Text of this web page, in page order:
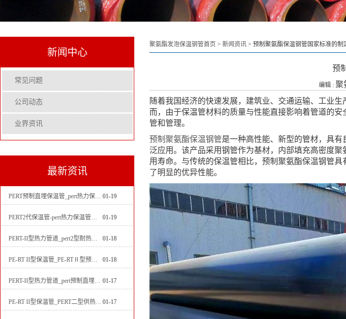
新闻中心
常见问题
公司动态
业界资讯
最新资讯
PERT预制直埋保温管_pert热力保温管生产厂家 01-19
PERT2代保温管-pert热力保温管生产厂家 01-19
PERT-II型热力管道_pert2型耐热聚乙烯管_埋地pert二代保温管生产厂家 01-18
PE-RT II型保温管_PE-RTⅡ型预制直埋保温管_pert聚氨酯硬质保温管厂家 01-18
PERT-II型热力管道_pert预制直埋保温管生产厂家 01-17
PE-RT II型保温管_PERT二型供热管道_pert直埋保温管价格 01-17
聚氨酯发泡保温钢管首页 > 新闻资讯 > 预制聚氨酯保温钢管国家标准的制
预
编辑 : 聚
随着我国经济的快速发展，建筑业、交通运输、工业
而，由于保温管材料的质量与性能直接影响着管道的
管和管理。
预制聚氨酯保温钢管是一种高性能、新型的管材，具
泛应用。该产品采用钢管作为基材，内部填充高密度
用寿命。与传统的保温管相比，预制聚氨酯保温钢管
了明显的优异性能。